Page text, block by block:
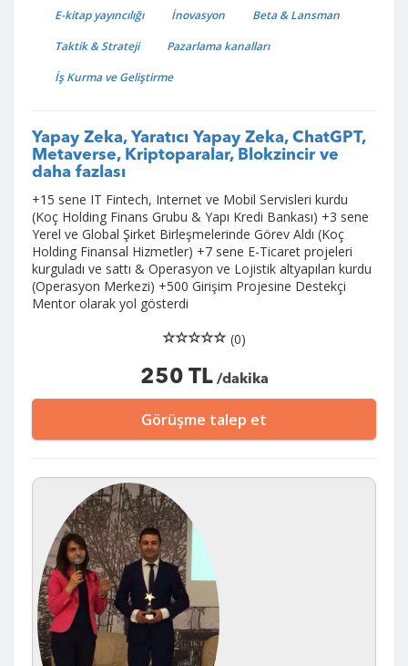
E-kitap yayıncılığı
İnovasyon
Beta & Lansman
Taktik & Strateji
Pazarlama kanalları
İş Kurma ve Geliştirme
Yapay Zeka, Yaratıcı Yapay Zeka, ChatGPT,
Metaverse, Kriptoparalar, Blokzincir ve
daha fazlası
+15 sene IT Fintech, Internet ve Mobil Servisleri kurdu
(Koç Holding Finans Grubu & Yapı Kredi Bankası) +3 sene
Yerel ve Global Şirket Birleşmelerinde Görev Aldı (Koç
Holding Finansal Hizmetler) +7 sene E-Ticaret projeleri
kurguladı ve sattı & Operasyon ve Lojistik altyapıları kurdu
(Operasyon Merkezi) +500 Girişim Projesine Destekçi
Mentor olarak yol gösterdi
(0)
250 TL/dakika
Görüşme talep et